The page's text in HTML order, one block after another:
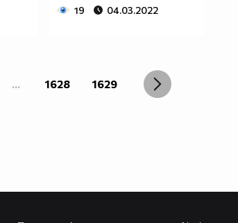
19 04.03.2022
... 1628 1629